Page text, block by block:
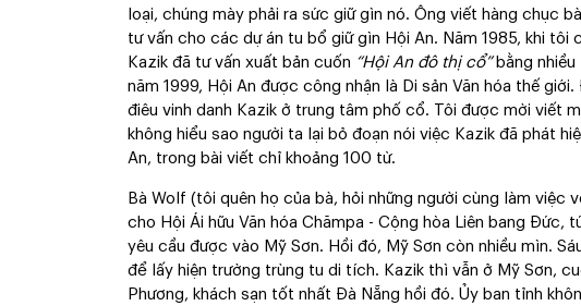
loại, chúng mày phải ra sức giữ gìn nó. Ông viết hàng chục
tư vấn cho các dự án tu bổ giữ gìn Hội An. Năm 1985, khi tôi
Kazik đã tư vấn xuất bản cuốn “Hội An đô thị cổ” bằng
năm 1999, Hội An được công nhận là Di sản Văn hóa thế
điêu vinh danh Kazik ở trung tâm phố cổ. Tôi được mời viết
không hiểu sao người ta lại bỏ đoạn nói việc Kazik đã phát
An, trong bài viết chỉ khoảng 100 từ.
Bà Wolf (tôi quên họ của bà, hỏi những người cùng làm việc
cho Hội Ái hữu Văn hóa Chămpa - Cộng hòa Liên bang Đức,
yêu cầu được vào Mỹ Sơn. Hồi đó, Mỹ Sơn còn nhiều mìn.
để lấy hiện trường trùng tu di tích. Kazik thì vẫn ở Mỹ Sơn,
Phương, khách sạn tốt nhất Đà Nẵng hồi đó. Ủy ban tỉnh